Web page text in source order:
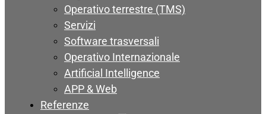
Operativo terrestre (TMS)
Servizi
Software trasversali
Operativo Internazionale
Artificial Intelligence
APP & Web
Referenze